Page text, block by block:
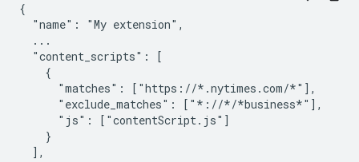
{
  "name": "My extension",
  ...
  "content_scripts": [
    {
      "matches": ["https://*.nytimes.com/*"],
      "exclude_matches": ["*://*/*business*"],
      "js": ["contentScript.js"]
    }
  ],